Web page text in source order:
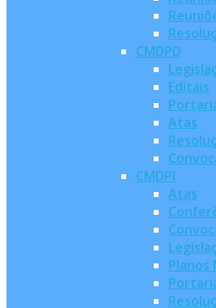
CMDPD
Editais
Atas
CMDPI
Atas
Planos